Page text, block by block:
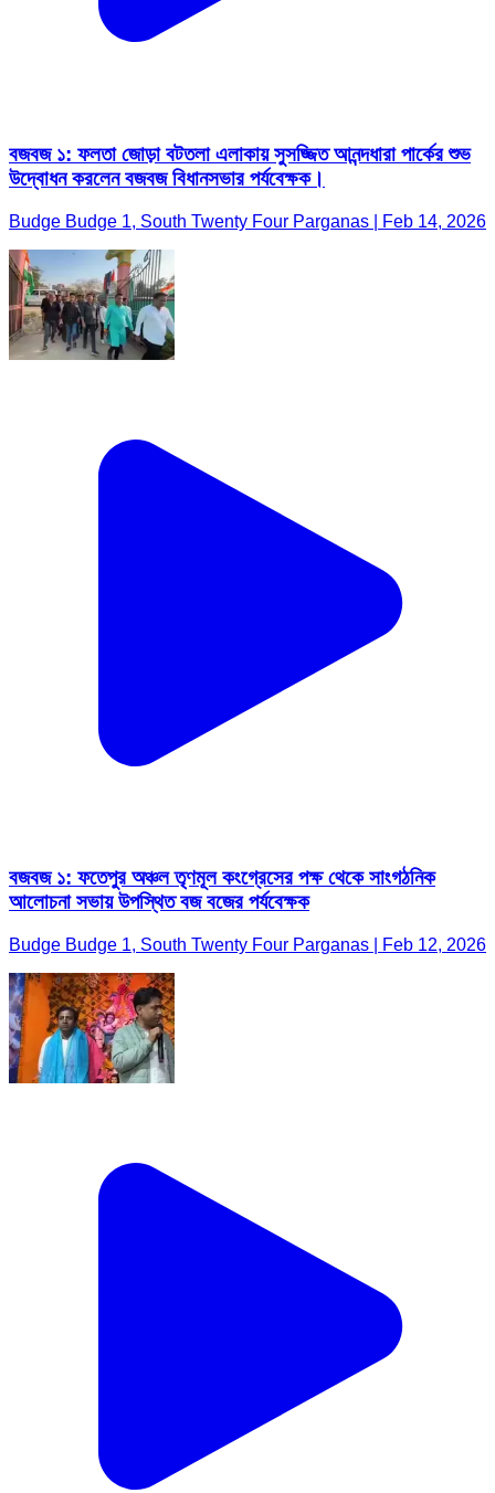
বজবজ ১: ফলতা জোড়া বটতলা এলাকায় সুসজ্জিত আনন্দধারা পার্কের শুভ
উদ্বোধন করলেন বজবজ বিধানসভার পর্যবেক্ষক।
Budge Budge 1, South Twenty Four Parganas | Feb 14, 2026
বজবজ ১: ফতেপুর অঞ্চল তৃণমূল কংগ্রেসের পক্ষ থেকে সাংগঠনিক
আলোচনা সভায় উপস্থিত বজ বজের পর্যবেক্ষক
Budge Budge 1, South Twenty Four Parganas | Feb 12, 2026